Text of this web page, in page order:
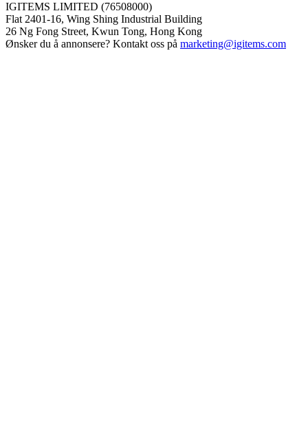
IGITEMS LIMITED (76508000)
Flat 2401-16, Wing Shing Industrial Building
26 Ng Fong Street, Kwun Tong, Hong Kong
Ønsker du å annonsere? Kontakt oss på marketing@igitems.com